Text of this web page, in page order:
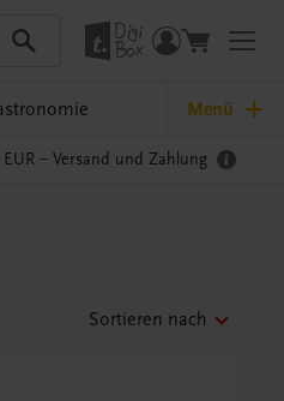
Menü
– Versand und Zahlung
Sortieren nach